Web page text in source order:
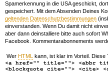
Spamerkennung in die USA geschickt,
gespeichert. Mit dem Absenden Deines
geltenden Datenschutzbestimmungen
einverstanden. Wenn Du damit nicht
aber dann deinstalliere bitte auch sofort
Facebook. Kommentarabonnements
Wer HTML kann, ist klar im Vorteil. Diese
<a href="" title=""> <abbr
<blockquote cite=""> <cite>